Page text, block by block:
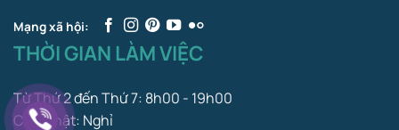
Mạng xã hội:
THỜI GIAN LÀM VIỆC
Từ Thứ 2 đến Thứ 7: 8h00 - 19h00
Chủ Nhật: Nghỉ